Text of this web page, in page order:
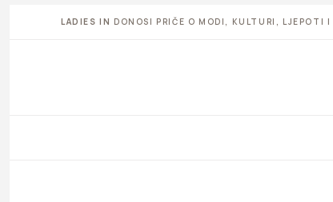
LADIES IN DONOSI PRIČE O MODI, KULTURI, LJEPOTI